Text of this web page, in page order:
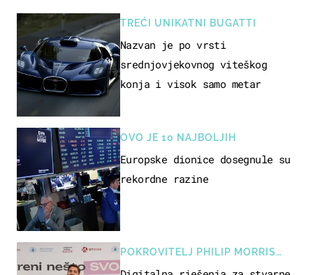
TREĆI UNIKATNI BUGATTI
Nazvan je po vrsti
srednjovjekovnog viteškog
konja i visok samo metar
OVO JE 10 NAJBOLJIH
Europske dionice dosegnule su
rekordne razine
POKROVITELJ PHILIP MORRIS
ZAGREB